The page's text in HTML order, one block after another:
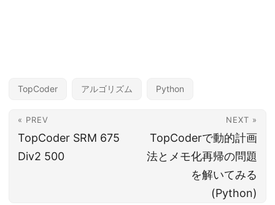
TopCoder アルゴリズム Python
« PREV
TopCoder SRM 675
Div2 500
NEXT »
TopCoderで動的計画
法とメモ化再帰の問題
を解いてみる
(Python)